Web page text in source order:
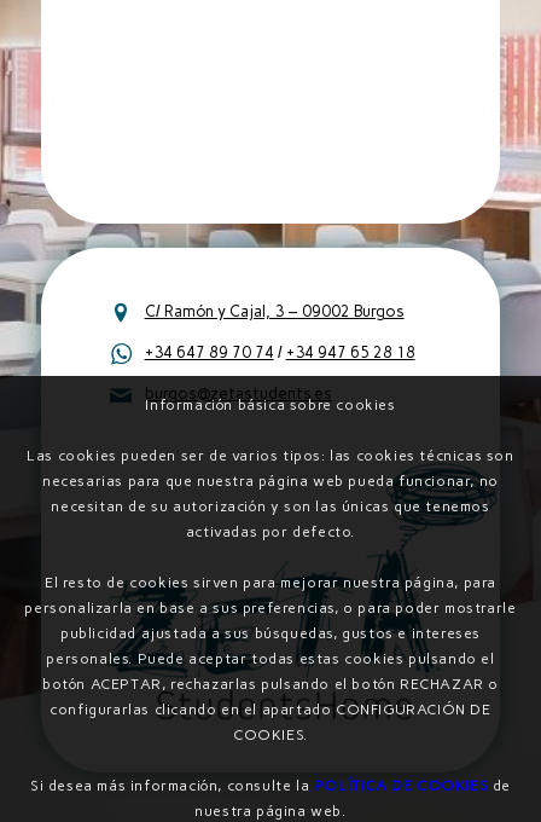
C/ Ramón y Cajal, 3 – 09002 Burgos
+34 647 89 70 74 / +34 947 65 28 18
burgos@zetastudents.es
Información básica sobre cookies
Las cookies pueden ser de varios tipos: las cookies técnicas son
necesarias para que nuestra página web pueda funcionar, no
necesitan de su autorización y son las únicas que tenemos
activadas por defecto.
El resto de cookies sirven para mejorar nuestra página, para
personalizarla en base a sus preferencias, o para poder mostrarle
publicidad ajustada a sus búsquedas, gustos e intereses
personales. Puede aceptar todas estas cookies pulsando el
botón ACEPTAR, rechazarlas pulsando el botón RECHAZAR o
configurarlas clicando en el apartado CONFIGURACIÓN DE
COOKIES.
Si desea más información, consulte la POLÍTICA DE COOKIES de
nuestra página web.